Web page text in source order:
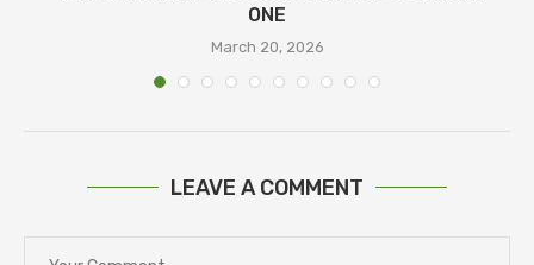
ONE
March 20, 2026
LEAVE A COMMENT